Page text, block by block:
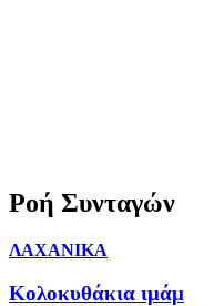
Ροή Συνταγών
ΛΑΧΑΝΙΚΑ
Κολοκυθάκια ιμάμ